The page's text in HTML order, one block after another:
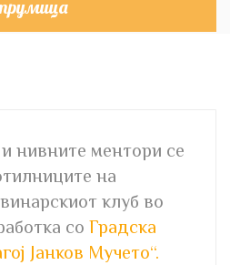
нивните ментори се
на
клуб во
со Градска
Јанков Мучето“.